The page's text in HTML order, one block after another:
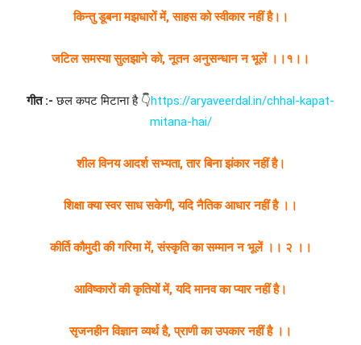
किन्तु डूबना मझधारों में, साहस को स्वीकार नहीं है।।
जटिल समस्या सुलझाने को, नूतन अनुसन्धान न भूलें ।।१।।
गीत :- छल कपट मिटाना है 👇https://aryaveerdal.in/chhal-kapat-
mitana-hai/
शील विनय आदर्श सभ्यता, तार बिना झंकार नहीं है।
शिक्षा क्या स्वर साध सकेगी, यदि नैतिक आधार नहीं है ।।
कीर्ति कौमुदी की गरिमा में, संस्कृति का सम्मान न भूलें ।। २ ।।
आविष्कारों की कृतियों में, यदि मानव का प्यार नहीं है।
सृजनहीन विज्ञान व्यर्थ है, प्राणी का उपकार नहीं है ।।